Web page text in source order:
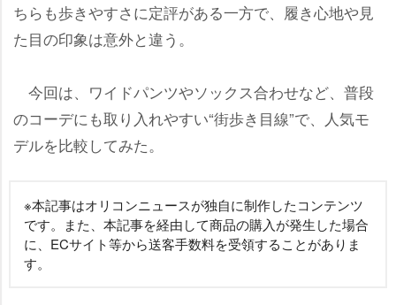
ちらも歩きやすさに定評がある一方で、履き心地や見
た目の印象は意外と違う。
今回は、ワイドパンツやソックス合わせなど、普段
のコーデにも取り入れやすい“街歩き目線”で、人気モ
デルを比較してみた。
※本記事はオリコンニュースが独自に制作したコンテンツ
です。また、本記事を経由して商品の購入が発生した場合
に、ECサイト等から送客手数料を受領することがありま
す。